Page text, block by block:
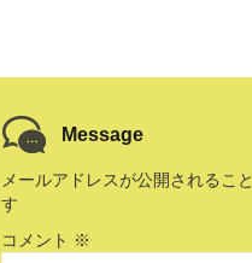
Message
メールアドレスが公開されるこ
す
コメント ※